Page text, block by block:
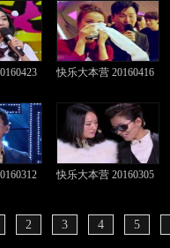
快乐大本营 20160416
快乐大本营 20160305
2 3 4 5